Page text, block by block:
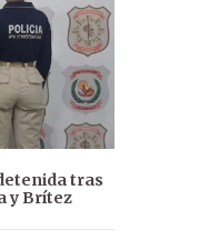
tras
y Brítez